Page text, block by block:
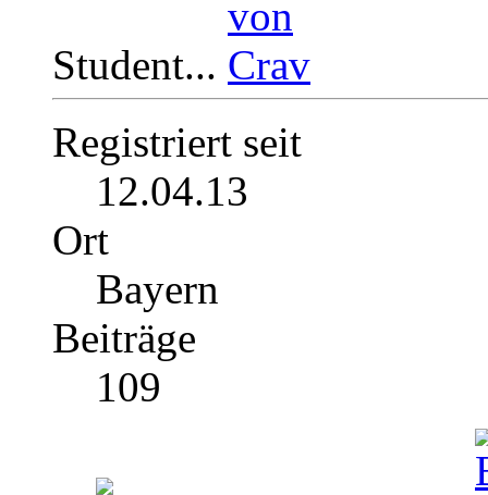
Student...
Registriert seit
12.04.13
Ort
Bayern
Beiträge
109